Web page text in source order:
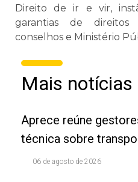
Direito de ir e vir,
garantias de direitos
conselhos e Ministério
Mais notícias
Aprece reúne
técnica sobre
06 de agosto de 2026